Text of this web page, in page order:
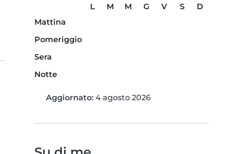
L M M G V S
D
Mattina
Pomeriggio
Sera
Notte
Aggiornato: 4 agosto 2026